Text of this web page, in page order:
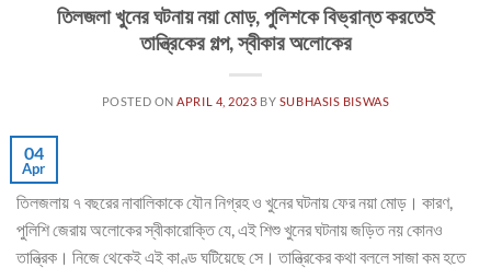
তিলজলা খুনের ঘটনায় নয়া মোড়, পুলিশকে বিভ্রান্ত করতেই
তান্ত্রিকের গল্প, স্বীকার অলোকের
POSTED ON APRIL 4, 2023 BY SUBHASIS BISWAS
04
Apr
তিলজলায় ৭ বছরের নাবালিকাকে যৌন নিগ্রহ ও খুনের ঘটনায় ফের নয়া মোড়। কারণ,
পুলিশি জেরায় অলোকের স্বীকারোক্তি যে, এই শিশু খুনের ঘটনায় জড়িত নয় কোনও
তান্ত্রিক। নিজে থেকেই এই কাণ্ড ঘটিয়েছে সে। তান্ত্রিকের কথা বললে সাজা কম হতে